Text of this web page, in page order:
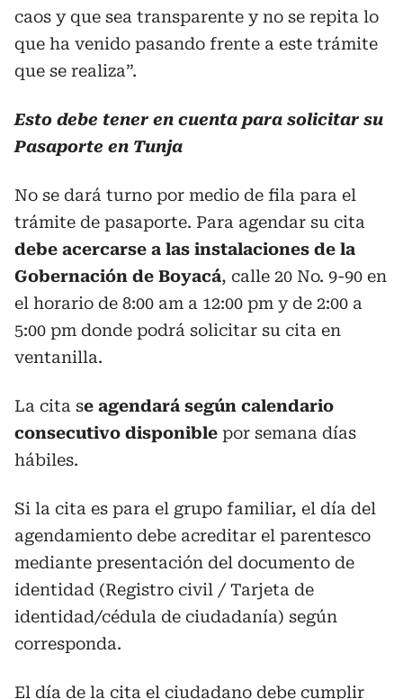
caos y que sea transparente y no se repita lo
que ha venido pasando frente a este trámite
que se realiza”.
Esto debe tener en cuenta para solicitar su
Pasaporte en Tunja
No se dará turno por medio de fila para el
trámite de pasaporte. Para agendar su cita
debe acercarse a las instalaciones de la
Gobernación de Boyacá, calle 20 No. 9-90 en
el horario de 8:00 am a 12:00 pm y de 2:00 a
5:00 pm donde podrá solicitar su cita en
ventanilla.
La cita se agendará según calendario
consecutivo disponible por semana días
hábiles.
Si la cita es para el grupo familiar, el día del
agendamiento debe acreditar el parentesco
mediante presentación del documento de
identidad (Registro civil / Tarjeta de
identidad/cédula de ciudadanía) según
corresponda.
El día de la cita el ciudadano debe cumplir